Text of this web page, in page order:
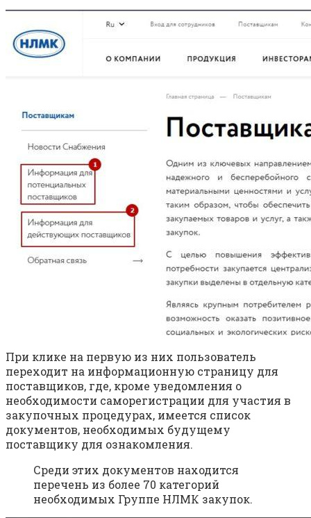
При клике на первую из них пользователь
переходит на информационную страницу для
поставщиков, где, кроме уведомления о
необходимости саморегистрации для участия в
закупочных процедурах, имеется список
документов, необходимых будущему
поставщику для ознакомления.
Среди этих документов находится
перечень из более 70 категорий
необходимых Группе НЛМК закупок.